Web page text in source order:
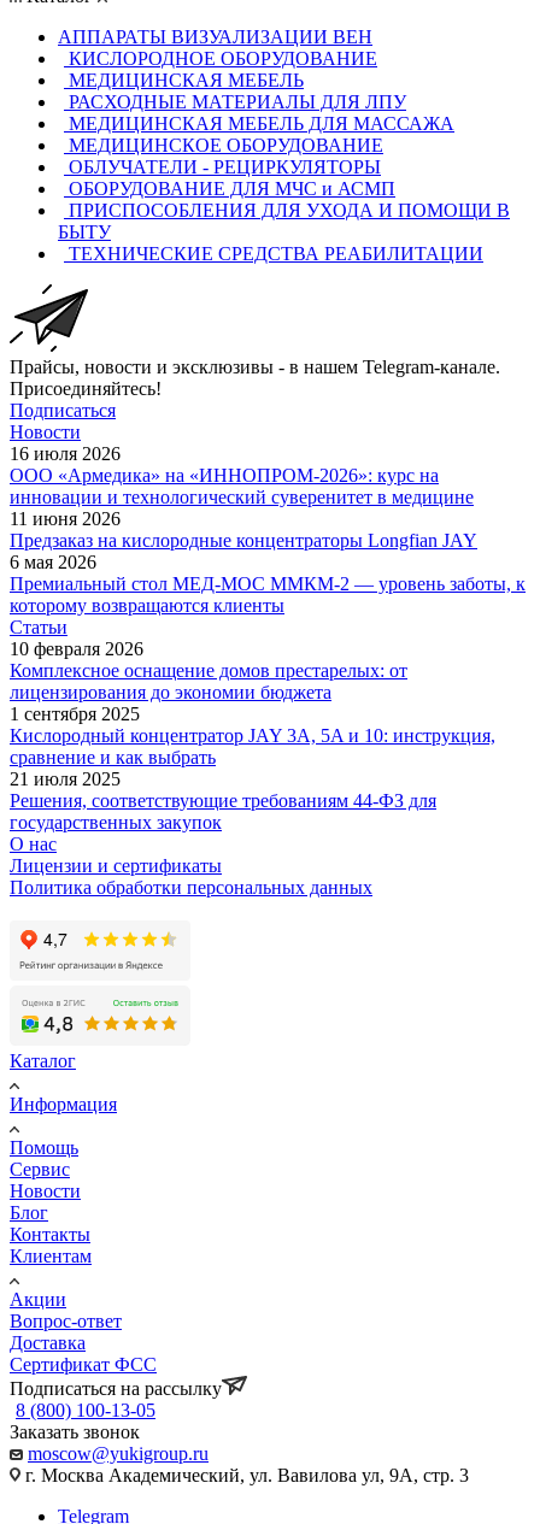
АППАРАТЫ ВИЗУАЛИЗАЦИИ ВЕН
КИСЛОРОДНОЕ ОБОРУДОВАНИЕ
МЕДИЦИНСКАЯ МЕБЕЛЬ
РАСХОДНЫЕ МАТЕРИАЛЫ ДЛЯ ЛПУ
МЕДИЦИНСКАЯ МЕБЕЛЬ ДЛЯ МАССАЖА
МЕДИЦИНСКОЕ ОБОРУДОВАНИЕ
ОБЛУЧАТЕЛИ - РЕЦИРКУЛЯТОРЫ
ОБОРУДОВАНИЕ ДЛЯ МЧС и АСМП
ПРИСПОСОБЛЕНИЯ ДЛЯ УХОДА И ПОМОЩИ В
БЫТУ
ТЕХНИЧЕСКИЕ СРЕДСТВА РЕАБИЛИТАЦИИ
Прайсы, новости и эксклюзивы - в нашем Telegram-канале.
Присоединяйтесь!
Подписаться
Новости
16 июля 2026
ООО «Армедика» на «ИННОПРОМ-2026»: курс на
инновации и технологический суверенитет в медицине
11 июня 2026
Предзаказ на кислородные концентраторы Longfian JAY
6 мая 2026
Премиальный стол МЕД-МОС ММКМ-2 — уровень заботы, к
которому возвращаются клиенты
Статьи
10 февраля 2026
Комплексное оснащение домов престарелых: от
лицензирования до экономии бюджета
1 сентября 2025
Кислородный концентратор JAY 3A, 5A и 10: инструкция,
сравнение и как выбрать
21 июля 2025
Решения, соответствующие требованиям 44-ФЗ для
государственных закупок
О нас
Лицензии и сертификаты
Политика обработки персональных данных
Каталог
Информация
Помощь
Сервис
Новости
Блог
Контакты
Клиентам
Акции
Вопрос-ответ
Доставка
Сертификат ФСС
Подписаться на рассылку
8 (800) 100-13-05
Заказать звонок
moscow@yukigroup.ru
г. Москва Академический, ул. Вавилова ул, 9А, стр. 3
Telegram